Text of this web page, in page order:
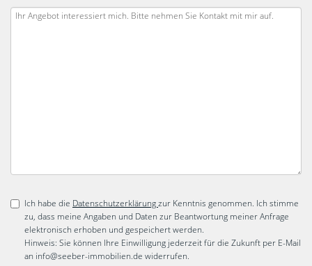
Ich habe die Datenschutzerklärungzur Kenntnis genommen. Ich stimme
zu, dass meine Angaben und Daten zur Beantwortung meiner Anfrage
elektronisch erhoben und gespeichert werden.
Hinweis: Sie können Ihre Einwilligung jederzeit für die Zukunft per E-Mail
an info@seeber-immobilien.de widerrufen.